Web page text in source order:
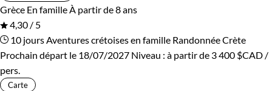
Grèce En familleÀ partir de 8 ans
4,30 / 5
10 joursAventures crétoises en famille Randonnée Crète
Prochain départ le 18/07/2027 Niveau : à partir de 3 400 $CAD /
pers.
Carte